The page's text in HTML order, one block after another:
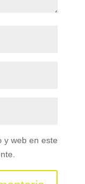
y web en este